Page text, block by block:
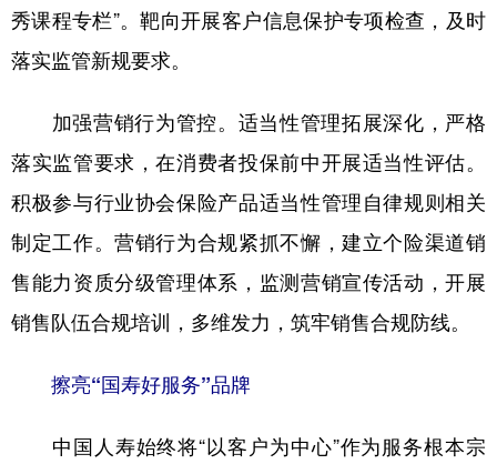
秀课程专栏”。靶向开展客户信息保护专项检查，及时
落实监管新规要求。
加强营销行为管控。适当性管理拓展深化，严格
落实监管要求，在消费者投保前中开展适当性评估。
积极参与行业协会保险产品适当性管理自律规则相关
制定工作。营销行为合规紧抓不懈，建立个险渠道销
售能力资质分级管理体系，监测营销宣传活动，开展
销售队伍合规培训，多维发力，筑牢销售合规防线。
擦亮“国寿好服务”品牌
中国人寿始终将“以客户为中心”作为服务根本宗